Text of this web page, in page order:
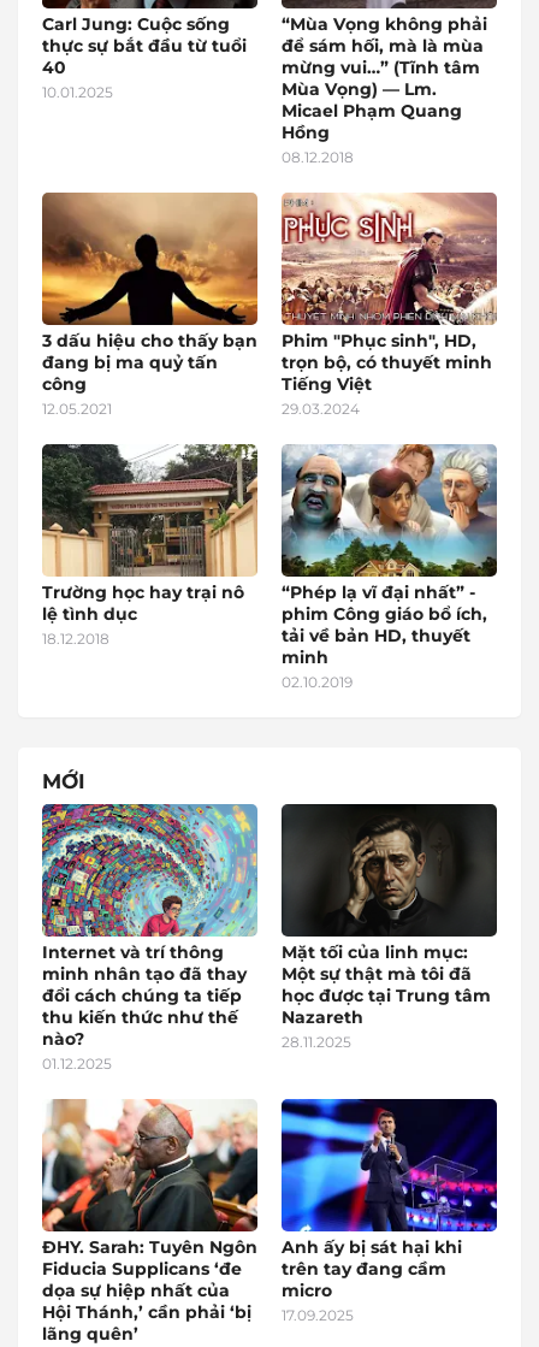
Carl Jung: Cuộc sống
thực sự bắt đầu từ tuổi
40
10.01.2025
“Mùa Vọng không phải
để sám hối, mà là mùa
mừng vui…” (Tĩnh tâm
Mùa Vọng) — Lm.
Micael Phạm Quang
Hồng
08.12.2018
3 dấu hiệu cho thấy bạn
đang bị ma quỷ tấn
công
12.05.2021
Phim "Phục sinh", HD,
trọn bộ, có thuyết minh
Tiếng Việt
29.03.2024
Trường học hay trại nô
lệ tình dục
18.12.2018
“Phép lạ vĩ đại nhất” -
phim Công giáo bổ ích,
tải về bản HD, thuyết
minh
02.10.2019
MỚI
Internet và trí thông
minh nhân tạo đã thay
đổi cách chúng ta tiếp
thu kiến thức như thế
nào?
01.12.2025
Mặt tối của linh mục:
Một sự thật mà tôi đã
học được tại Trung tâm
Nazareth
28.11.2025
ĐHY. Sarah: Tuyên Ngôn
Fiducia Supplicans ‘đe
dọa sự hiệp nhất của
Hội Thánh,’ cần phải ‘bị
lãng quên’
Anh ấy bị sát hại khi
trên tay đang cầm
micro
17.09.2025